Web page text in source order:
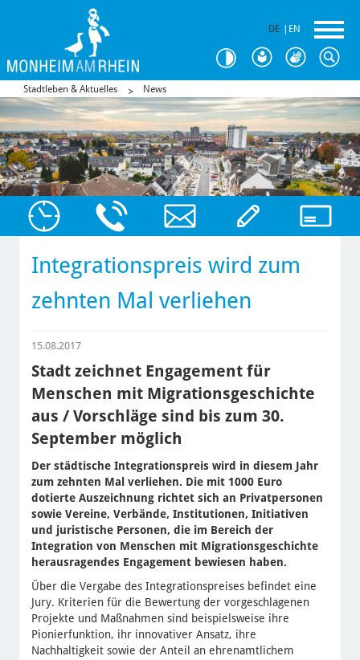
DE EN
Stadtleben & Aktuelles News
Integrationspreis wird zum
zehnten Mal verliehen
15.08.2017
Stadt zeichnet Engagement für
Menschen mit Migrationsgeschichte
aus / Vorschläge sind bis zum 30.
September möglich
Der städtische Integrationspreis wird in diesem Jahr
zum zehnten Mal verliehen. Die mit 1000 Euro
dotierte Auszeichnung richtet sich an Privatpersonen
sowie Vereine, Verbände, Institutionen, Initiativen
und juristische Personen, die im Bereich der
Integration von Menschen mit Migrationsgeschichte
herausragendes Engagement bewiesen haben.
Über die Vergabe des Integrationspreises befindet eine
Jury. Kriterien für die Bewertung der vorgeschlagenen
Projekte und Maßnahmen sind beispielsweise ihre
Pionierfunktion, ihr innovativer Ansatz, ihre
Nachhaltigkeit sowie der Anteil an ehrenamtlichem